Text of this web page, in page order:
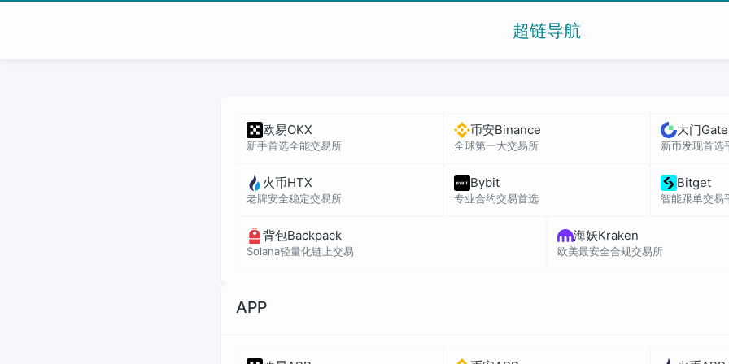
超链导航
欧易OKX
新手首选全能交易所
币安Binance
全球第一大交易所
大门Gate
新币发现首选
火币HTX
老牌安全稳定交易所
Bybit
专业合约交易首选
Bitget
智能跟单交易
背包Backpack
Solana轻量化链上交易
海妖Kraken
欧美最安全合规交易所
APP